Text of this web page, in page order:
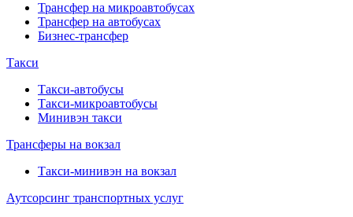
Трансфер на микроавтобусах
Трансфер на автобусах
Бизнес-трансфер
Такси
Такси-автобусы
Такси-микроавтобусы
Минивэн такси
Трансферы на вокзал
Такси-минивэн на вокзал
Аутсорсинг транспортных услуг